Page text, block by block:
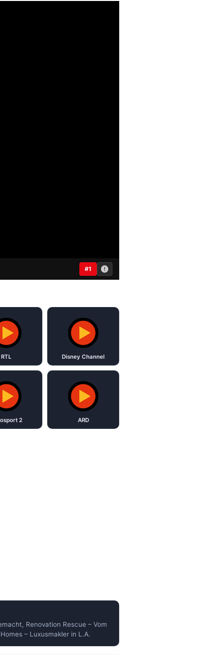
#1
RTL Disney Channel
2 ARD
Renovation Rescue – Vom
– Luxusmakler in L.A.